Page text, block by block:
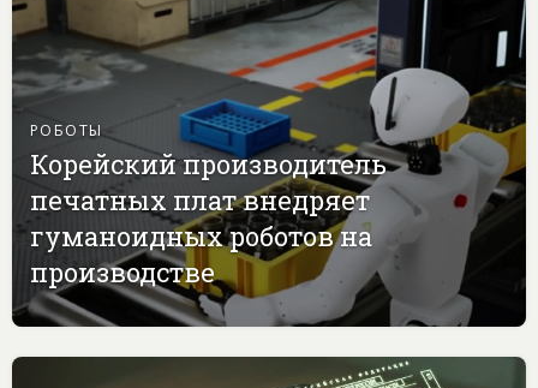
РОБОТЫ
Корейский производитель
печатных плат внедряет
гуманоидных роботов на
производстве